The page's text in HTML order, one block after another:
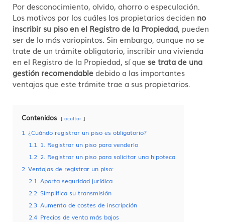
Por desconocimiento, olvido, ahorro o especulación.
Los motivos por los cuáles los propietarios deciden no
inscribir su piso en el Registro de la Propiedad, pueden
ser de lo más variopintos. Sin embargo, aunque no se
trate de un trámite obligatorio, inscribir una vivienda
en el Registro de la Propiedad, sí que se trata de una
gestión recomendabledebido a las importantes
ventajas que este trámite trae a sus propietarios.
Contenidos ocultar
1 ¿Cuándo registrar un piso es obligatorio?
1.1 1. Registrar un piso para venderlo
1.2 2. Registrar un piso para solicitar una hipoteca
2 Ventajas de registrar un piso:
2.1 Aporta seguridad jurídica
2.2 Simplifica su transmisión
2.3 Aumento de costes de inscripción
2.4 Precios de venta más bajos